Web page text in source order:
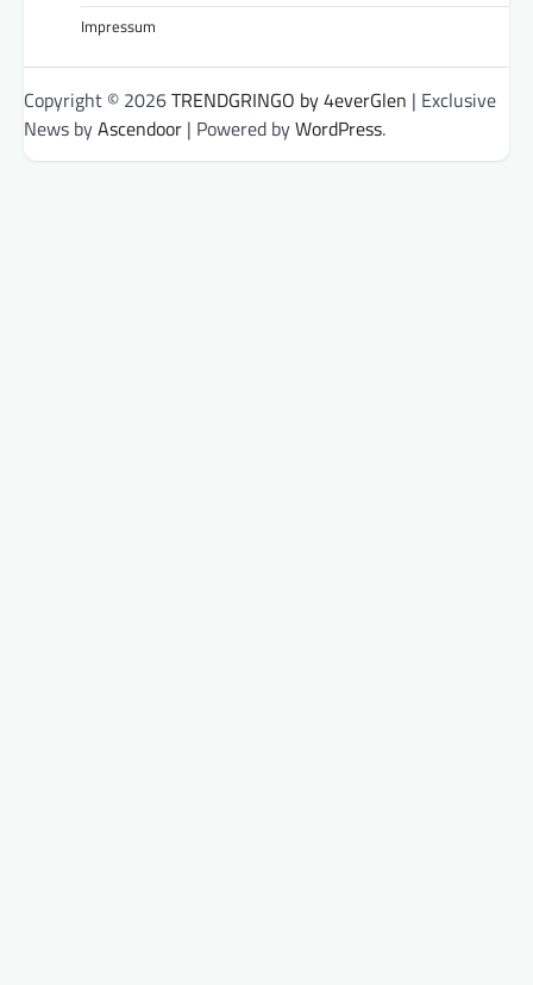
Impressum
Copyright © 2026TRENDGRINGO by 4everGlen | Exclusive
News byAscendoor | Powered byWordPress.